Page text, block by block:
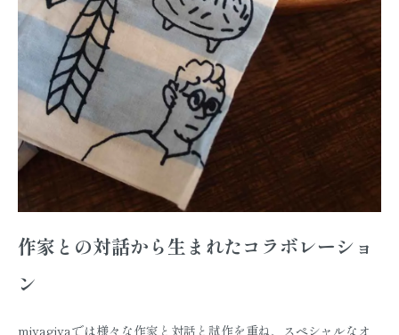
作家との対話から生まれたコラボレーショ
ン
miyagiyaでは様々な作家と対話と試作を重ね、スペシャルなオ